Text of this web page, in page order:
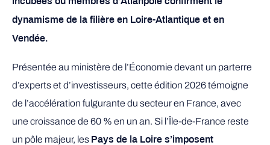
dynamisme de la filière en Loire-Atlantique et en
Vendée.
Présentée au ministère de l’Économie devant un parterre
d’experts et d’investisseurs, cette édition 2026 témoigne
de l’accélération fulgurante du secteur en France, avec
une croissance de 60 % en un an. Si l’Île-de-France reste
un pôle majeur, les Pays de la Loire s’imposent